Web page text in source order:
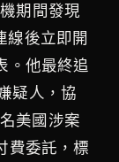
期間發現
線後立即開
。他最終追
疑人，協
美國涉案
費委託，標